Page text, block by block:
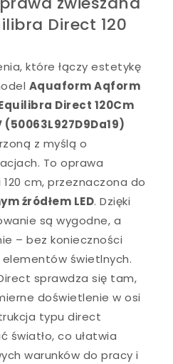
Direct 120
które łączy estetykę
Aquaform Aqform
Direct 120Cm
(50063L927D9Da19)
z myślą o
To oprawa
cm, przeznaczona do
źródłem LED. Dzięki
są wygodne, a
– bez konieczności
świetlnych.
sprawdza się tam,
doświetlenie w osi
typu direct
światło, co ułatwia
warunków do pracy i